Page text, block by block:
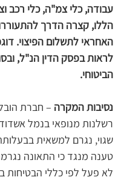
עבודה, כלי צמ"ה, כלי רכב
הללו, קצרה הדרך
האחראי לתשלום הפיצוי.
לראות בפסק הדין הנ"ל,
הביטוחי.
נסיבות המקרה – חברת
רשלנות מנופאי בנמל
שגוי, נגרם למשאית
טענה מנגד כי התאונה
לא פעל לפי כללי הבטיחות